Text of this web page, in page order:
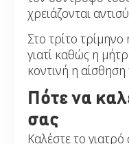
χρειάζονται
Στο τρίτο
γιατί καθώς η
κοντινή η
Πότε να
σας
Καλέστε το γιατρό